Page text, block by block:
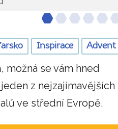
Inspirace Advent
možná se vám hned
z nejzajímavějších
ve střední Evropě.